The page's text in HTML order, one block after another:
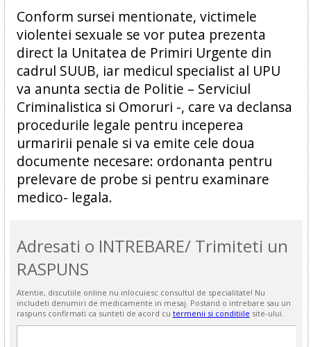
Conform sursei mentionate, victimele
violentei sexuale se vor putea prezenta
direct la Unitatea de Primiri Urgente din
cadrul SUUB, iar medicul specialist al UPU
va anunta sectia de Politie – Serviciul
Criminalistica si Omoruri -, care va declansa
procedurile legale pentru inceperea
urmaririi penale si va emite cele doua
documente necesare: ordonanta pentru
prelevare de probe si pentru examinare
medico- legala.
Adresati o INTREBARE/ Trimiteti un
RASPUNS
Atentie, discutiile online nu inlocuiesc consultul de specialitate! Nu
includeti denumiri de medicamente in mesaj. Postand o intrebare sau un
raspuns confirmati ca sunteti de acord cu termenii si conditiile site-ului.